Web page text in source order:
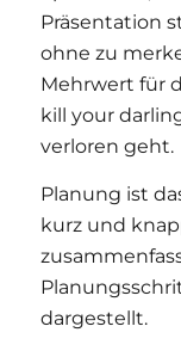
Präsentation
ohne zu
Mehrwert für
kill your
verloren geht.
Planung ist
kurz und
dargestellt.